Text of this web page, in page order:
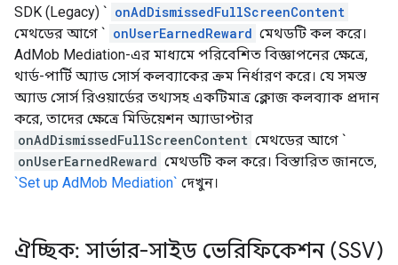
SDK (Legacy) ` onAdDismissedFullScreenContent
মেথডের আগে ` onUserEarnedReward মেথডটি কল করে।
AdMob Mediation-এর মাধ্যমে পরিবেশিত বিজ্ঞাপনের ক্ষেত্রে,
থার্ড-পার্টি অ্যাড সোর্স কলব্যাকের ক্রম নির্ধারণ করে। যে সমস্ত
অ্যাড সোর্স রিওয়ার্ডের তথ্যসহ একটিমাত্র ক্লোজ কলব্যাক প্রদান
করে, তাদের ক্ষেত্রে মিডিয়েশন অ্যাডাপ্টার
onAdDismissedFullScreenContent মেথডের আগে `
onUserEarnedReward মেথডটি কল করে। বিস্তারিত জানতে,
`Set up AdMob Mediation` দেখুন।
ঐচ্ছিক: সার্ভার-সাইড ভেরিফিকেশন (SSV)